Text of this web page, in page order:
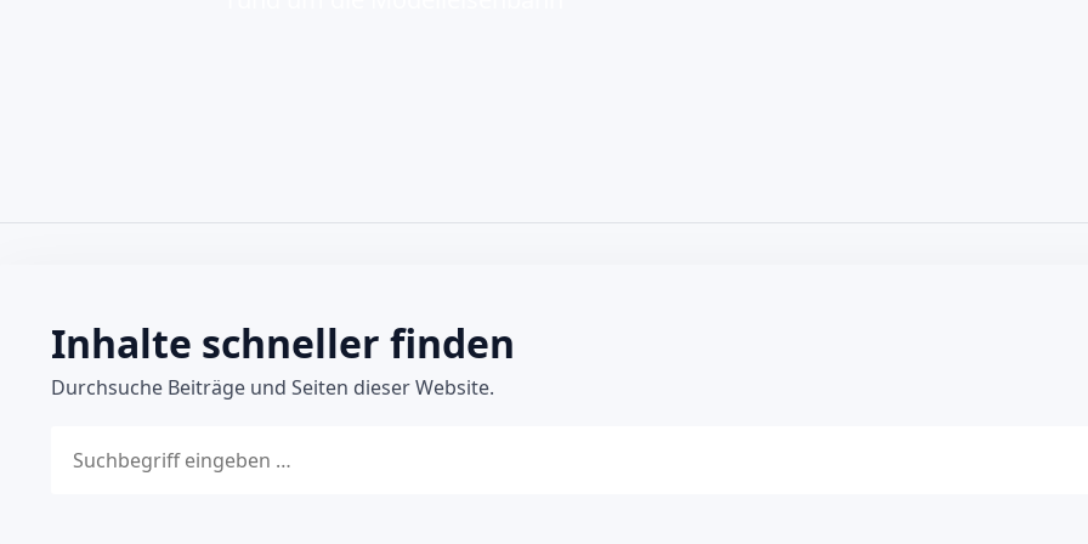
Inhalte schneller finden
Durchsuche Beiträge und Seiten dieser Website.